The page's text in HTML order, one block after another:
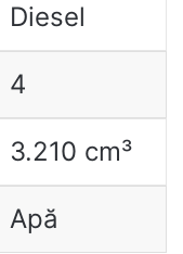
Diesel
4
3.210 cm³
Apă